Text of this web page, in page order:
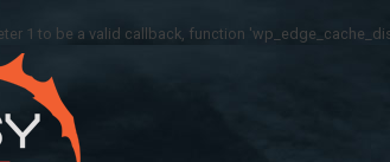
1 to be a valid callback, function